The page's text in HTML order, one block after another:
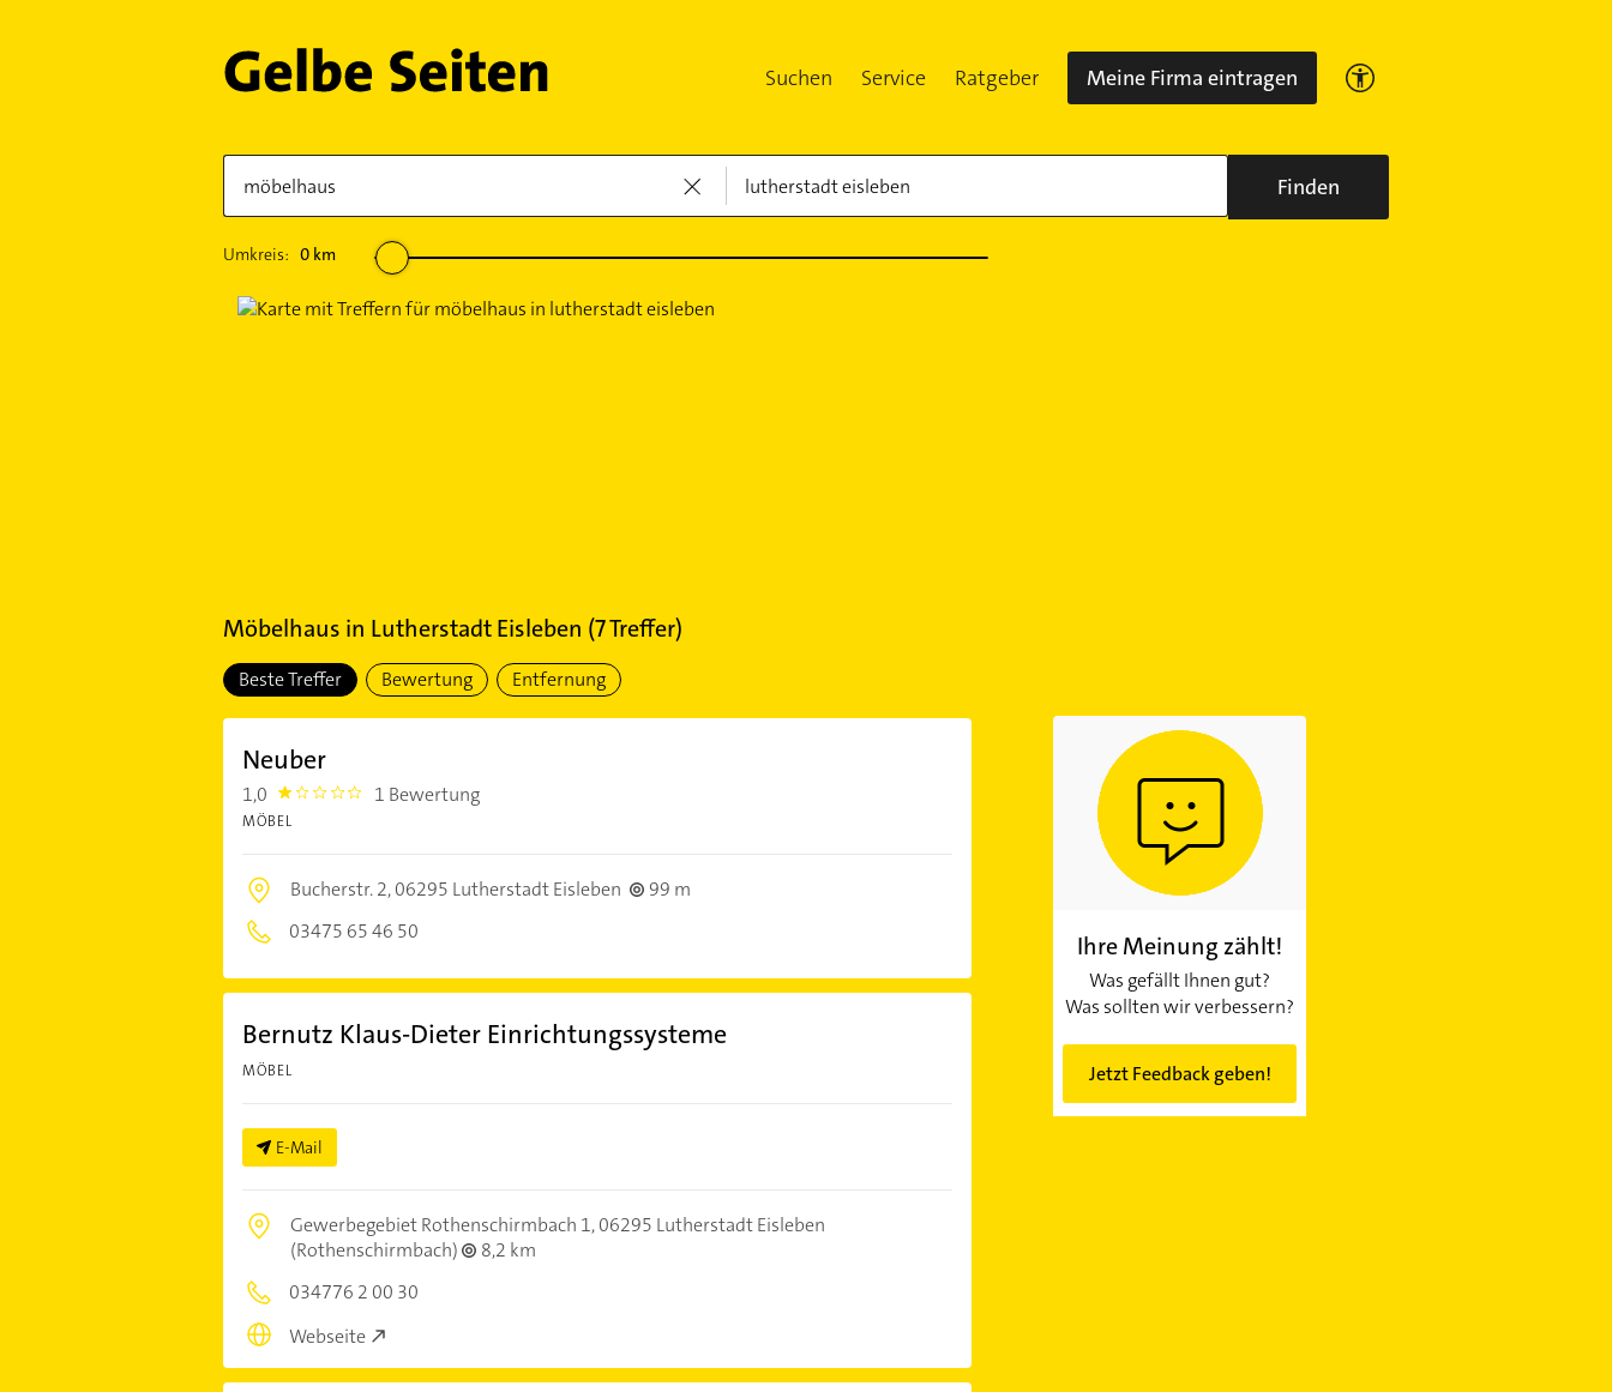
Suchen Service Ratgeber Meine Firma eintragen
Finden
Umkreis: 0km
Möbelhaus in Lutherstadt Eisleben (7Treffer)
Beste Treffer Bewertung Entfernung
Neuber
1,0 1.0 1 Bewertung
MÖBEL
Bucherstr. 2,06295 Lutherstadt Eisleben
99 m
03475 65 46 50
Bernutz Klaus-Dieter Einrichtungssysteme
MÖBEL
E-Mail
Gewerbegebiet Rothenschirmbach 1,06295 Lutherstadt Eisleben
(Rothenschirmbach)
8,2 km
034776 2 00 30
Webseite
Ihre Meinung zählt!
Was gefällt Ihnen gut?
Was sollten wir verbessern?
Jetzt Feedback geben!